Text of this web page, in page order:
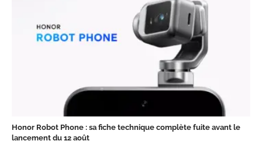
Honor Robot Phone : sa fiche technique complète fuite avant le
lancement du 12 août